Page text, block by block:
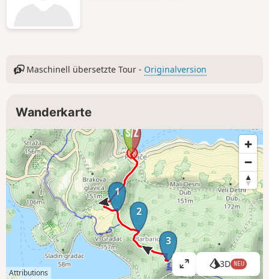
Maschinell übersetzte Tour - Originalversion
Wanderkarte
1
2
3
Attributions
K
3D NEU